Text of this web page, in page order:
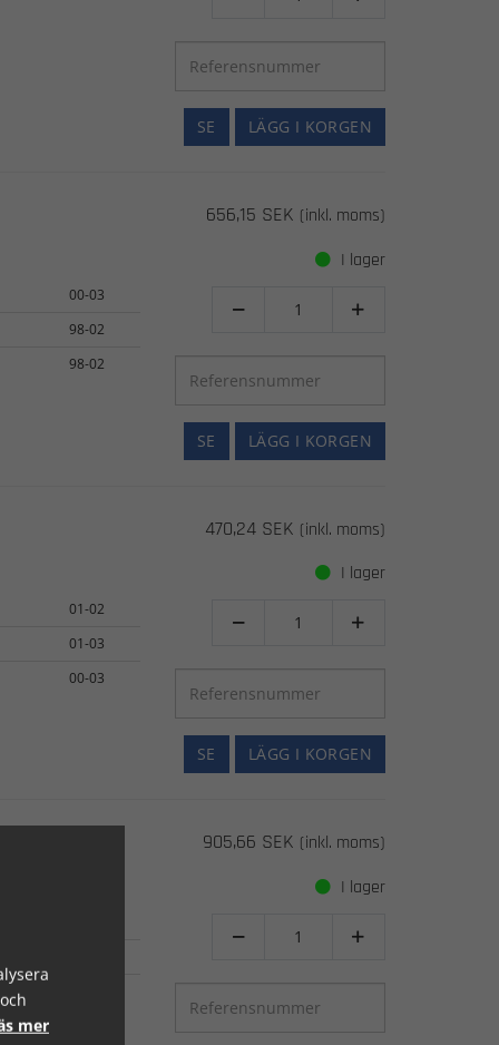
LÄGG I KORGEN
SE
00-03
98-02
98-02
656,15 SEK (inkl. moms)
I lager
 
LÄGG I KORGEN
SE
01-02
01-03
00-03
470,24 SEK (inkl. moms)
I lager
 
LÄGG I KORGEN
SE
905,66 SEK (inkl. moms)
I lager
 
mer